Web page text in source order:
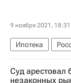
9 ноября 2021, 18:31
Ипотека
Суд арестовал
незаконных